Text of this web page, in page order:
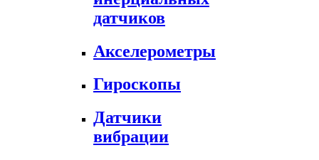
датчиков
Акселерометры
Гироскопы
Датчики
вибрации